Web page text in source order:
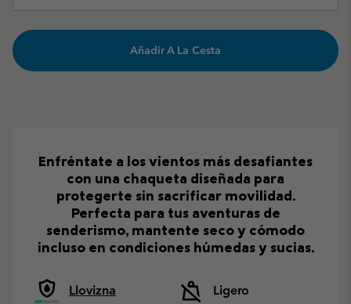
Añadir A La Cesta
Enfréntate a los vientos más desafiantes
con una chaqueta diseñada para
protegerte sin sacrificar movilidad.
Perfecta para tus aventuras de
senderismo, mantente seco y cómodo
incluso en condiciones húmedas y sucias.
Llovizna
Ligero